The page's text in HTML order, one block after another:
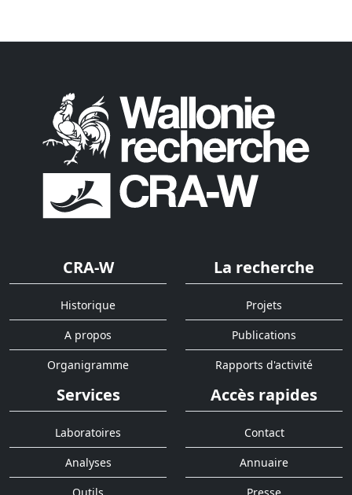
CRA-W
Historique
A propos
Organigramme
La recherche
Projets
Publications
Rapports d'activité
Services
Laboratoires
Analyses
Accès rapides
Contact
Annuaire